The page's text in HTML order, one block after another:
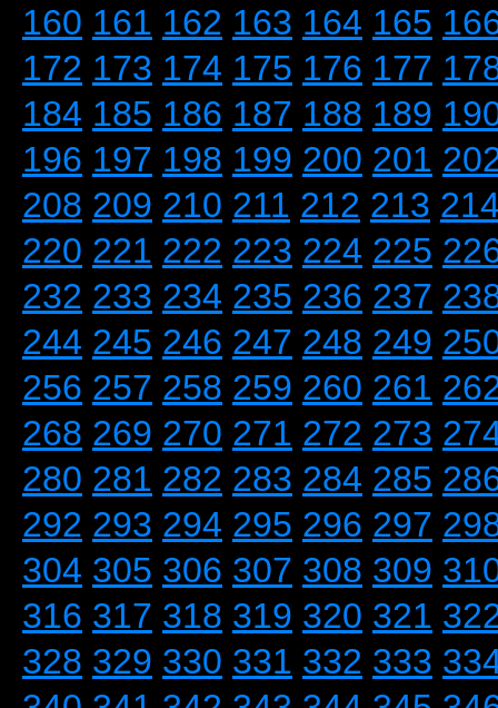
160 161 162 163 164 165
172 173 174 175 176 177
184 185 186 187 188 189
196 197 198 199 200 201
208 209 210 211 212 213
220 221 222 223 224 225
232 233 234 235 236 237
244 245 246 247 248 249
256 257 258 259 260 261
268 269 270 271 272 273
280 281 282 283 284 285
292 293 294 295 296 297
304 305 306 307 308 309
316 317 318 319 320 321
328 329 330 331 332 333